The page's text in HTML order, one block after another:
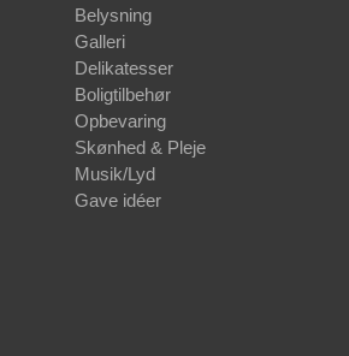
Belysning
Galleri
Delikatesser
Boligtilbehør
Opbevaring
Skønhed & Pleje
Musik/Lyd
Gave idéer